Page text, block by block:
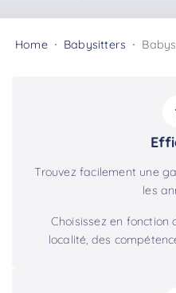
Home Babysitters
Trouvez facilement une
les
Choisissez en
localité, des